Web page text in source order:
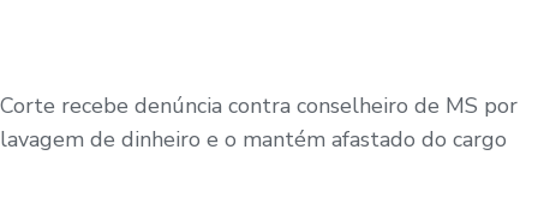
Corte recebe denúncia contra conselheiro de MS por
lavagem de dinheiro e o mantém afastado do cargo